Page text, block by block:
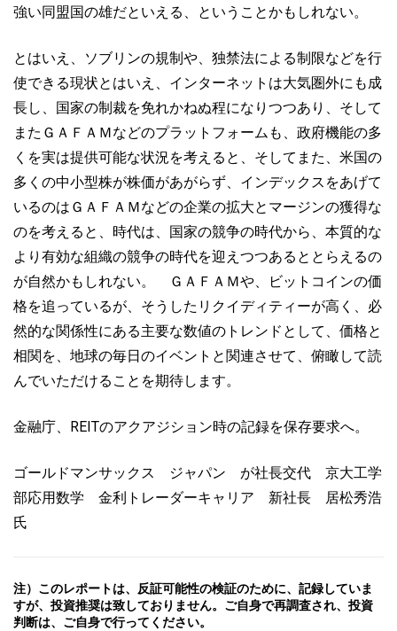
強い同盟国の雄だといえる、ということかもしれない。
とはいえ、ソブリンの規制や、独禁法による制限などを行
使できる現状とはいえ、インターネットは大気圏外にも成
長し、国家の制裁を免れかねぬ程になりつつあり、そして
またＧＡＦＡＭなどのプラットフォームも、政府機能の多
くを実は提供可能な状況を考えると、そしてまた、米国の
多くの中小型株が株価があがらず、インデックスをあげて
いるのはＧＡＦＡＭなどの企業の拡大とマージンの獲得な
のを考えると、時代は、国家の競争の時代から、本質的な
より有効な組織の競争の時代を迎えつつあるととらえるの
が自然かもしれない。 ＧＡＦＡＭや、ビットコインの価
格を追っているが、そうしたリクイディティーが高く、必
然的な関係性にある主要な数値のトレンドとして、価格と
相関を、地球の毎日のイベントと関連させて、俯瞰して読
んでいただけることを期待します。
金融庁、REITのアクアジション時の記録を保存要求へ。
ゴールドマンサックス ジャパン が社長交代 京大工学
部応用数学 金利トレーダーキャリア 新社長 居松秀浩
氏
注）このレポートは、反証可能性の検証のために、記録していま
すが、投資推奨は致しておりません。ご自身で再調査され、投資
判断は、ご自身で行ってください。